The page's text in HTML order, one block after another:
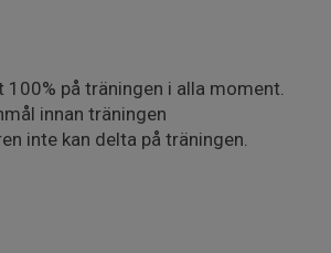
på träningen i alla moment.
innan träningen
inte kan delta på träningen.